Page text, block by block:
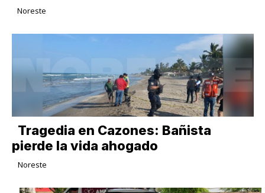
Noreste
Tragedia en Cazones: Bañista
pierde la vida ahogado
Noreste